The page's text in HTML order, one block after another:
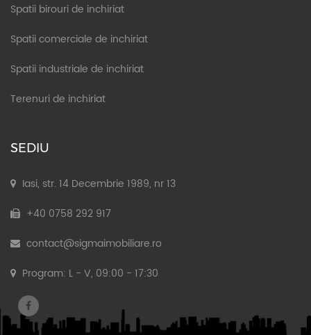
Spatii birouri de inchiriat
Spatii comerciale de inchiriat
Spatii industriale de inchiriat
Terenuri de inchiriat
SEDIU
Iasi, str. 14 Decembrie 1989, nr 13
+40 0758 292 917
contact@sigmaimobiliare.ro
Program: L - V, 09:00 - 17:30